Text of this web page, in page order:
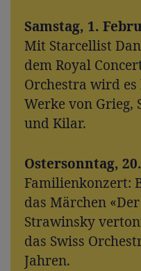
Samstag, 1.
Mit Starcellist
dem Royal
Orchestra wird
Werke von Grieg,
und Kilar.
Ostersonntag,
Familienkonzert:
das Märchen
Strawinsky
das Swiss
Jahren.